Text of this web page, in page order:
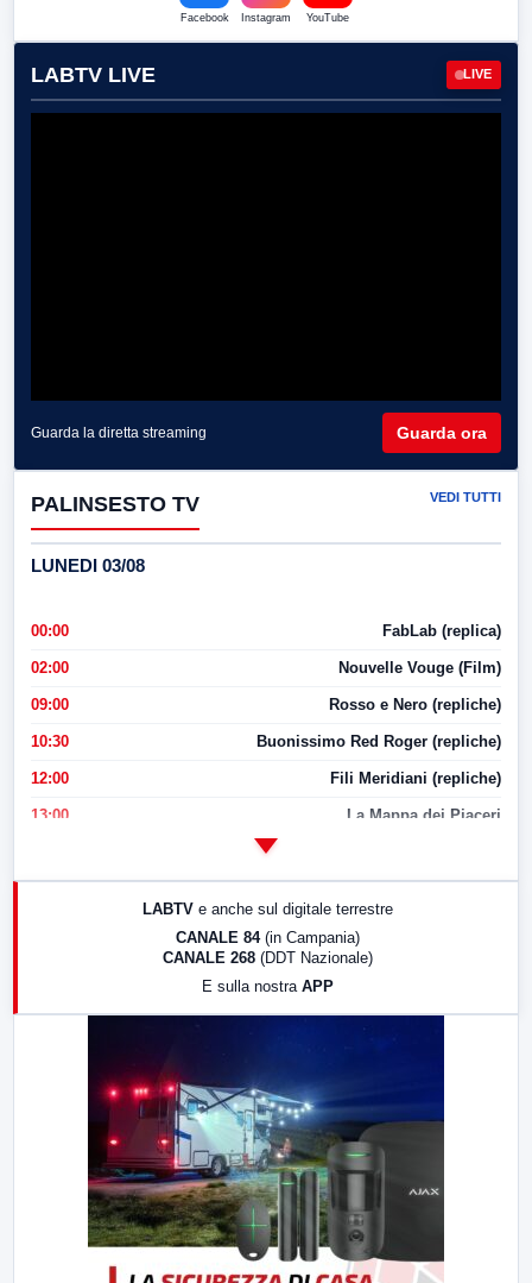
Facebook Instagram YouTube
LABTV LIVE LIVE
Guarda la diretta streaming Guarda ora
PALINSESTO TV VEDI TUTTI
LUNEDI 03/08
00:00 FabLab (replica)
02:00 Nouvelle Vouge (Film)
09:00 Rosso e Nero (repliche)
10:30 Buonissimo Red Roger (repliche)
12:00 Fili Meridiani (repliche)
13:00 La Mappa dei Piaceri
LABTV e anche sul digitale terrestre
CANALE 84 (in Campania)
CANALE 268 (DDT Nazionale)
E sulla nostra APP